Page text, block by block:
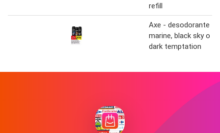
refill
Axe - desodorante
marine, black sky o
dark temptation